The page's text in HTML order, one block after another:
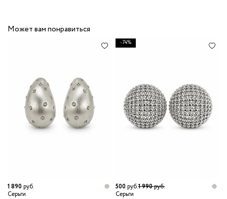
Может вам понравиться
1 890руб.
Серьги
-74%
500руб.1 990руб.
Серьги